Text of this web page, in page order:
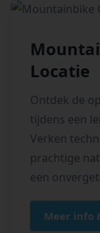
Locatie
Ontdek de
tijdens een
Verken
prachtige
een
Meer info